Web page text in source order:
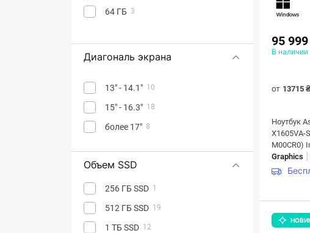
64 ГБ 3
Диагональ экрана
13" - 14.1" 10
15" - 16.3" 18
более 17" 8
Объем SSD
256 ГБ SSD 1
512 ГБ SSD 19
1 ТБ SSD 12
95
В наличии
от 13715
Ноутбук
X1605VA-
M00CR0)
Graphics